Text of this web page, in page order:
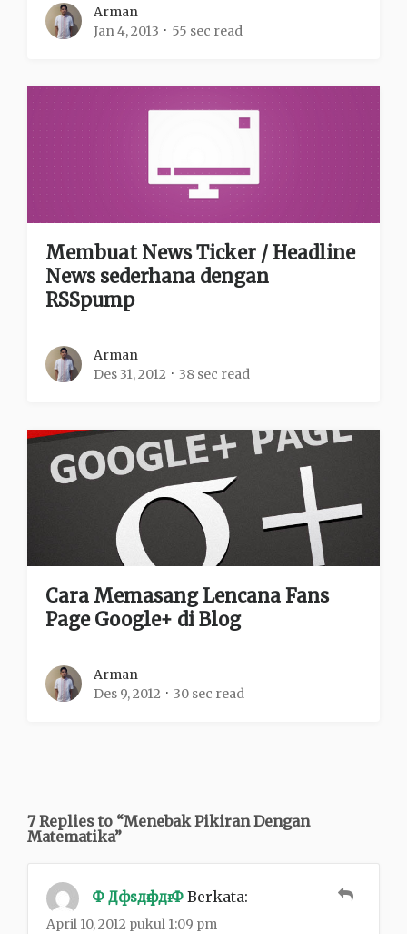
Arman
Jan 4, 2013
55 sec read
Membuat News Ticker / Headline
News sederhana dengan
RSSpump
Arman
Des 31, 2012
38 sec read
Cara Memasang Lencana Fans
Page Google+ di Blog
Arman
Des 9, 2012
30 sec read
7 Replies to “Menebak Pikiran Dengan
Matematika”
Ф Дфѕдғфдғ Ф Berkata:
April 10, 2012 pukul 1:09 pm